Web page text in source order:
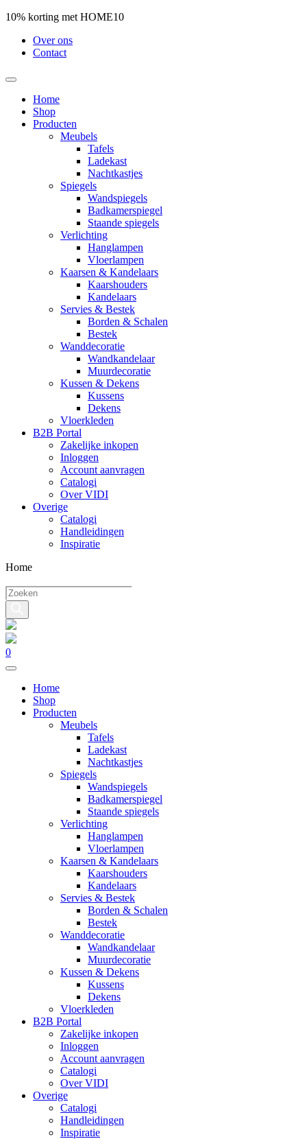
10% korting met HOME10
Over ons
Contact
Home
Shop
Producten
Meubels
Tafels
Ladekast
Nachtkastjes
Spiegels
Wandspiegels
Badkamerspiegel
Staande spiegels
Verlichting
Hanglampen
Vloerlampen
Kaarsen & Kandelaars
Kaarshouders
Kandelaars
Servies & Bestek
Borden & Schalen
Bestek
Wanddecoratie
Wandkandelaar
Muurdecoratie
Kussen & Dekens
Kussens
Dekens
Vloerkleden
B2B Portal
Zakelijke inkopen
Inloggen
Account aanvragen
Catalogi
Over VIDI
Overige
Catalogi
Handleidingen
Inspiratie
Home
Producten
zoeken
0
Home
Shop
Producten
Meubels
Tafels
Ladekast
Nachtkastjes
Spiegels
Wandspiegels
Badkamerspiegel
Staande spiegels
Verlichting
Hanglampen
Vloerlampen
Kaarsen & Kandelaars
Kaarshouders
Kandelaars
Servies & Bestek
Borden & Schalen
Bestek
Wanddecoratie
Wandkandelaar
Muurdecoratie
Kussen & Dekens
Kussens
Dekens
Vloerkleden
B2B Portal
Zakelijke inkopen
Inloggen
Account aanvragen
Catalogi
Over VIDI
Overige
Catalogi
Handleidingen
Inspiratie